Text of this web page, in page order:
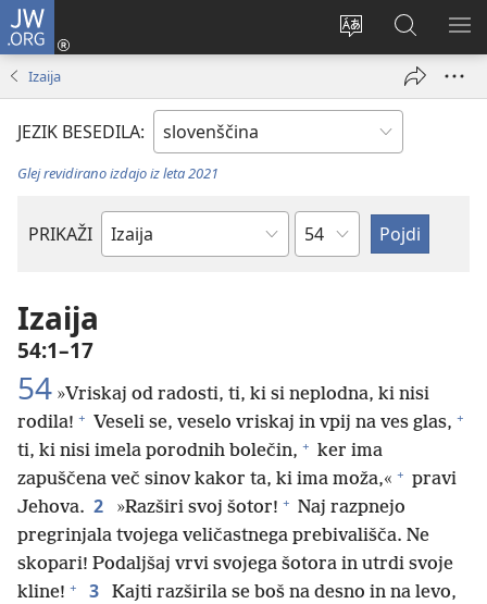
JW.ORG
Spremeni
spletnega
mesta
Prijava
(odpre
Iskanje
po
JW.ORG
Izaija
JEZIK BESEDILA:
Glej revidirano izdajo iz leta 2021
PRIKAŽI
Po
Poglavje
Izaija
54:1–17
54 »Vriskaj od radosti, ti, ki si neplodna, ki nisi
rodila! + Veseli se, veselo vriskaj in vpij na ves glas, +
ti, ki nisi imela porodnih bolečin, + ker ima
zapuščena več sinov kakor ta, ki ima moža,« + pravi
Jehova. 2 »Razširi svoj šotor! + Naj razpnejo
pregrinjala tvojega veličastnega prebivališča. Ne
skopari! Podaljšaj vrvi svojega šotora in utrdi svoje
kline! + 3 Kajti razširila se boš na desno in na levo,